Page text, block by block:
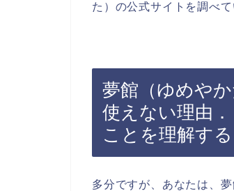
た）の公式サイトを調べ
夢館（ゆめや
使えない理由
ことを理解する
多分ですが、あなたは、